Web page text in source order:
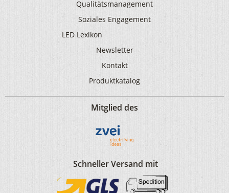
Qualitätsmanagement
Soziales Engagement
LED Lexikon
Newsletter
Kontakt
Produktkatalog
Mitglied des
Schneller Versand mit